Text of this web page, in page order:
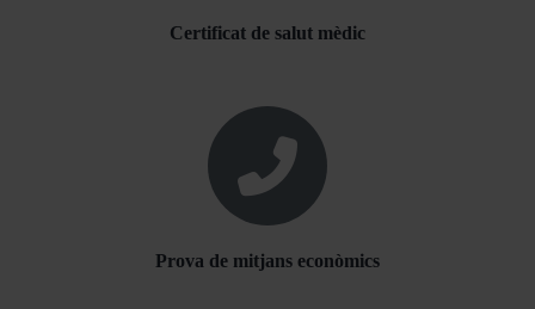
Certificat de salut mèdic
Prova de mitjans econòmics